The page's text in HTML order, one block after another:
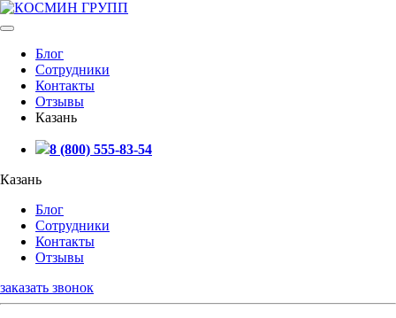
Блог
Сотрудники
Контакты
Отзывы
Казань
8 (800) 555-83-54
Казань
Блог
Сотрудники
Контакты
Отзывы
заказать звонок